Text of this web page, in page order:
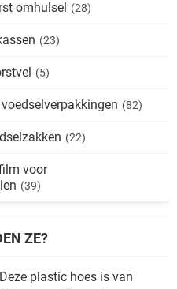
omhulsel (28)
(23)
(5)
(82)
(22)
voor
(39)
ZE?
plastic hoes is van